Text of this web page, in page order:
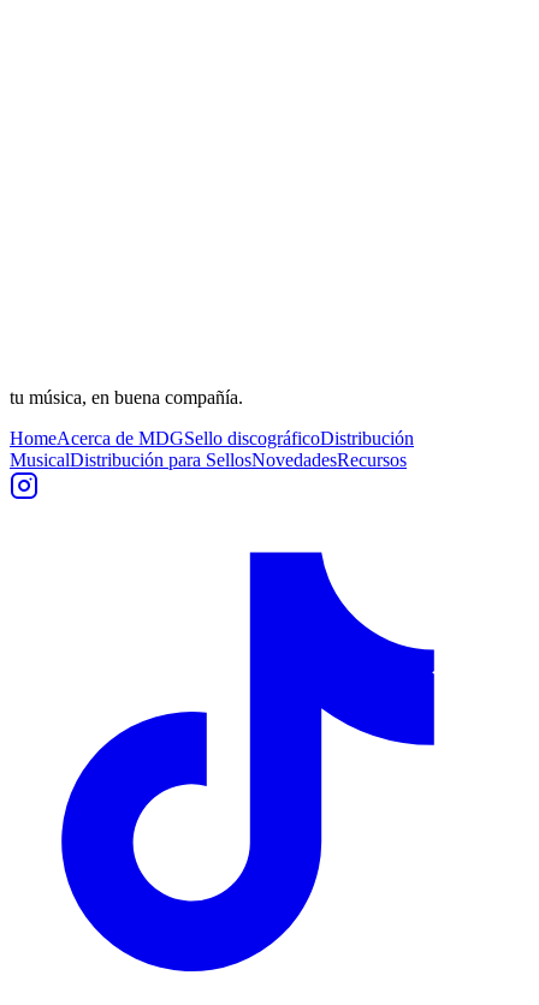
tu música, en buena compañía.
HomeAcerca de MDGSello discográficoDistribución
MusicalDistribución para SellosNovedadesRecursos